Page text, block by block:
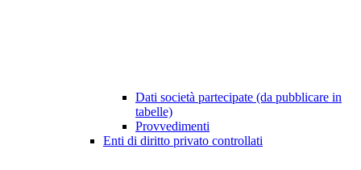
Dati società partecipate (da pubblicare in
tabelle)
Provvedimenti
Enti di diritto privato controllati